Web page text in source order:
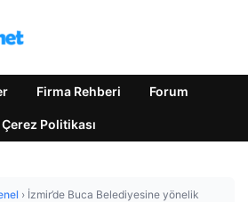
Firma Rehberi Forum
Çerez Politikası
› İzmir’de Buca Belediyesine yönelik